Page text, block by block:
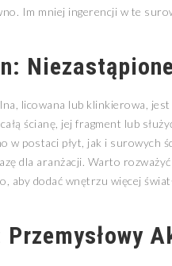
Im mniej ingerencji w te
licowana lub klinkierowa,
ścianę, jej fragment lub
w postaci płyt, jak i surowych
dla aranżacji. Warto
aby dodać wnętrzu więcej